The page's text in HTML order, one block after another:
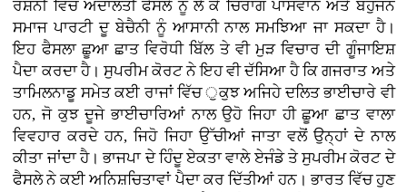
ਰੌਸ਼ਨੀ ਵਿੱਚ ਅਦਾਲਤੀ ਫੈਸਲੇ ਨੂੰ ਲੈ ਕੇ ਚਿਰਾਗ ਪਾਸਵਾਨ ਅਤੇ ਬਹੁਜਨ
ਸਮਾਜ ਪਾਰਟੀ ਦੂ ਬੇਚੈਨੀ ਨੂੰ ਆਸਾਨੀ ਨਾਲ ਸਮਝਿਆ ਜਾ ਸਕਦਾ ਹੈ।
ਇਹ ਫੈਸਲਾ ਛੂਆ ਛਾਤ ਵਿਰੋਧੀ ਬਿੱਲ ਤੇ ਵੀ ਮੁੜ ਵਿਚਾਰ ਦੀ ਗੂੰਜਾਇਸ਼
ਪੈਦਾ ਕਰਦਾ ਹੈ। ਸੁਪਰੀਮ ਕੋਰਟ ਨੇ ਇਹ ਵੀ ਦੱਸਿਆ ਹੈ ਕਿ ਗਜਰਾਤ ਅਤੇ
ਤਾਮਿਲਨਾਡੂ ਸਮੇਤ ਕਈ ਰਾਜਾਂ ਵਿੱਚ ੁਕੁਝ ਅਜਿਹੇ ਦਲਿਤ ਭਾਈਚਾਰੇ ਵੀ
ਹਨ, ਜੋ ਕੁਝ ਦੂਜੇ ਭਾਈਚਾਰਿਆਂ ਨਾਲ ਉਹੋ ਜਿਹਾ ਹੀ ਛੂਆ ਛਾਤ ਵਾਲਾ
ਵਿਵਹਾਰ ਕਰਦੇ ਹਨ, ਜਿਹੋ ਜਿਹਾ ਉੱਚੀਆਂ ਜਾਤਾ ਵਲੋਂ ਉਨ੍ਹਾਂ ਦੇ ਨਾਲ
ਕੀਤਾ ਜਾਂਦਾ ਹੈ। ਭਾਜਪਾ ਦੇ ਹਿੰਦੂ ਏਕਤਾ ਵਾਲੇ ਏਜੰਡੇ ਤੇ ਸੁਪਰੀਮ ਕੋਰਟ ਦੇ
ਫੈਸਲੇ ਨੇ ਕਈ ਅਨਿਸ਼ਚਿਤਾਵਾਂ ਪੈਦਾ ਕਰ ਦਿੱਤੀਆਂ ਹਨ। ਭਾਰਤ ਵਿੱਚ ਹੁਣ